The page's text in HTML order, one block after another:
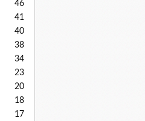
46
41
40
38
34
23
20
18
17